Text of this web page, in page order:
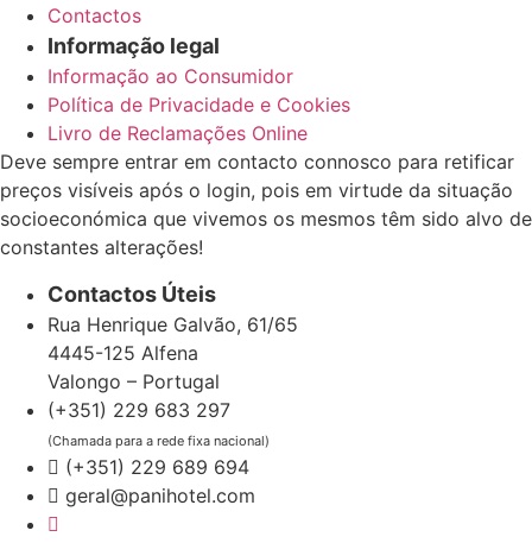
Contactos
Informação legal
Informação ao Consumidor
Política de Privacidade e Cookies
Livro de Reclamações Online
Deve sempre entrar em contacto connosco para retificar
preços visíveis após o login, pois em virtude da situação
socioeconómica que vivemos os mesmos têm sido alvo de
constantes alterações!
Contactos Úteis
Rua Henrique Galvão, 61/65
4445-125 Alfena
Valongo – Portugal
(+351) 229 683 297
(Chamada para a rede fixa nacional)
(+351) 229 689 694
geral@panihotel.com